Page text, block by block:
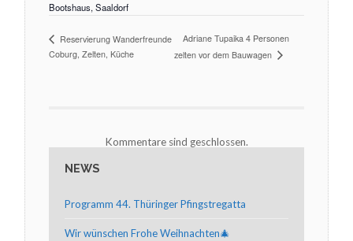
Bootshaus, Saaldorf
Reservierung Wanderfreunde
Coburg, Zelten, Küche
Adriane Tupaika 4 Personen
zelten vor dem Bauwagen
Kommentare sind geschlossen.
NEWS
Programm 44. Thüringer Pfingstregatta
Wir wünschen Frohe Weihnachten🎄